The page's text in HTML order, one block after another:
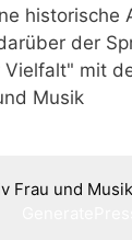
Frau und Musik